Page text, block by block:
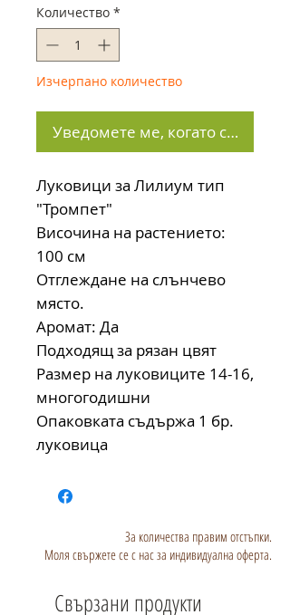
Количество *
Изчерпано количество
Уведомете ме, когато стане
Луковици за Лилиум тип
"Тромпет"
Височина на растението:
100 см
Отглеждане на слънчево
място.
Аромат: Да
Подходящ за рязан цвят
Размер на луковиците 14-16,
многогодишни
Опаковката съдържа 1 бр.
луковица
За количества правим отстъпки.
Моля свържете се с нас за индивидуална оферта.
Свързани продукти